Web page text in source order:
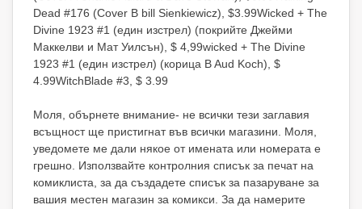
Dead #176 (Cover B bill Sienkiewicz), $3.99Wicked + The
Divine 1923 #1 (един изстрел) (покрийте Джейми
Маккелви и Мат Уилсън), $ 4,99wicked + The Divine
1923 #1 (един изстрел) (корица B Aud Koch), $
4.99WitchBlade #3, $ 3.99
Моля, обърнете внимание- не всички тези заглавия
всъщност ще пристигнат във всички магазини. Моля,
уведомете ме дали някое от имената или номерата е
грешно. Използвайте контролния списък за печат на
комиклиста, за да създадете списък за пазаруване за
вашия местен магазин за комикси. За да намерите